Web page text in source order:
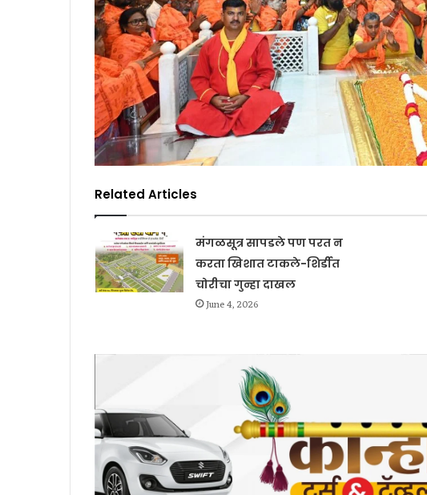
Related Articles
मंगळसूत्र सापडले पण परत न
करता खिशात टाकले-शिर्डीत
चोरीचा गुन्हा दाखल
June 4, 2026